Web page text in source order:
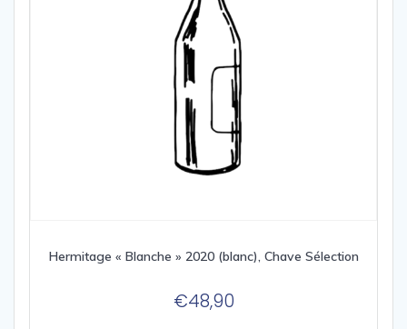
Hermitage « Blanche » 2020 (blanc), Chave Sélection
€48,90